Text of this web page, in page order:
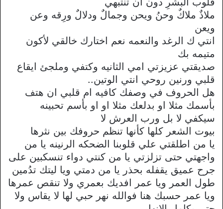
ملاذٌ ملاكٌ وحنُ ويحن وجمالٌ ودلالٌ ورِقه وعن
ويعن
انتي ك الرغد والنعمه نعم اختارك خالقي لأكون
متيمه بك
صديقتي عزيزتي امي الثانيه وكتفي وملجئ ايقاع
قلبي ورنين روحي انتي الوتين..
هل الحروف في وصفك كافيه ام قلبي ان هتف
بأسمك مثلا او بدلعك مثلا او او بأسم تحبينه
سيكفي لا بل ورب العرش لا
بيوت الشعر كلها كأنها تنظم حروفك بين نثرها
يا من اطلقتي علي قلوبنا الضحكه الرنينه يا من
واجهتي حتى تزلزتي يا من كنتي دواء تنسكبين على
جرح عميق يقفله بحذر يا من دمتي ويا ليتك تدُمين
طول العمر ويا عمر افديك بعمري ولا تنقص عمرها
ويا عمر حسبك هنا فوالله نهر حبي لها لا يقاس ولا